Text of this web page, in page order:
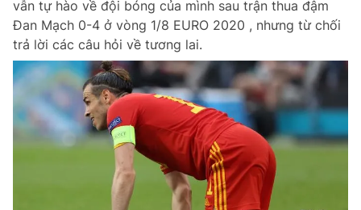
vẫn tự hào về đội bóng của mình sau trận thua đậm
Đan Mạch 0-4 ở vòng 1/8 EURO 2020 , nhưng từ chối
trả lời các câu hỏi về tương lai.